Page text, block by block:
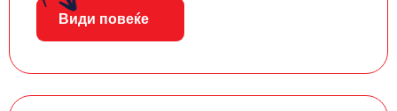
Види повеќе